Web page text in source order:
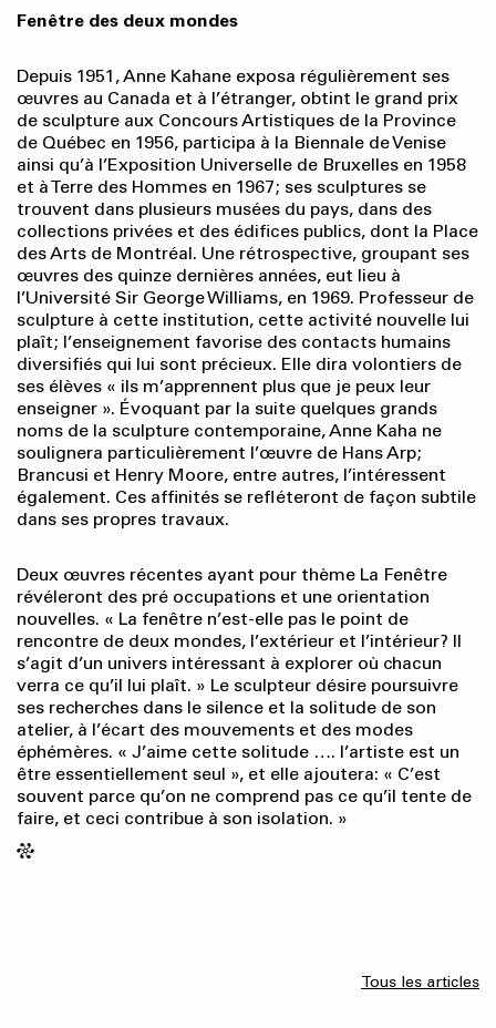
Fenêtre des deux mondes
Depuis 1951, Anne Kahane exposa régulièrement ses
œuvres au Canada et à l’étranger, obtint le grand prix
de sculpture aux Concours Artistiques de la Province
de Québec en 1956, participa à la Biennale de Venise
ainsi qu’à l’Exposition Universelle de Bruxelles en 1958
et à Terre des Hommes en 1967; ses sculptures se
trouvent dans plusieurs musées du pays, dans des
collections privées et des édifices publics, dont la Place
des Arts de Montréal. Une rétrospective, groupant ses
œuvres des quinze dernières années, eut lieu à
l’Université Sir George Williams, en 1969. Professeur de
sculpture à cette institution, cette activité nouvelle lui
plaît; l’enseignement favorise des contacts humains
diversifiés qui lui sont précieux. Elle dira volontiers de
ses élèves « ils m’apprennent plus que je peux leur
enseigner ». Évoquant par la suite quelques grands
noms de la sculpture contemporaine, Anne Kaha ne
soulignera particulièrement l’œuvre de Hans Arp;
Brancusi et Henry Moore, entre autres, l’intéressent
également. Ces affinités se refléteront de façon subtile
dans ses propres travaux.
Deux œuvres récentes ayant pour thème La Fenêtre
révéleront des pré occupations et une orientation
nouvelles. « La fenêtre n’est-elle pas le point de
rencontre de deux mondes, l’extérieur et l’intérieur? Il
s’agit d’un univers intéressant à explorer où chacun
verra ce qu’il lui plaît. » Le sculpteur désire poursuivre
ses recherches dans le silence et la solitude de son
atelier, à l’écart des mouvements et des modes
éphémères. « J’aime cette solitude …. l’artiste est un
être essentiellement seul », et elle ajoutera: « C’est
souvent parce qu’on ne comprend pas ce qu’il tente de
faire, et ceci contribue à son isolation. »
Tous les articles